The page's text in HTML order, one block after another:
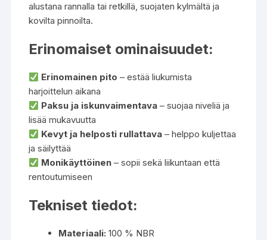
alustana rannalla tai retkillä, suojaten kylmältä ja
kovilta pinnoilta.
Erinomaiset ominaisuudet:
Erinomainen pito – estää liukumista
harjoittelun aikana
Paksu ja iskunvaimentava – suojaa niveliä ja
lisää mukavuutta
Kevyt ja helposti rullattava – helppo kuljettaa
ja säilyttää
Monikäyttöinen – sopii sekä liikuntaan että
rentoutumiseen
Tekniset tiedot:
Materiaali: 100 % NBR